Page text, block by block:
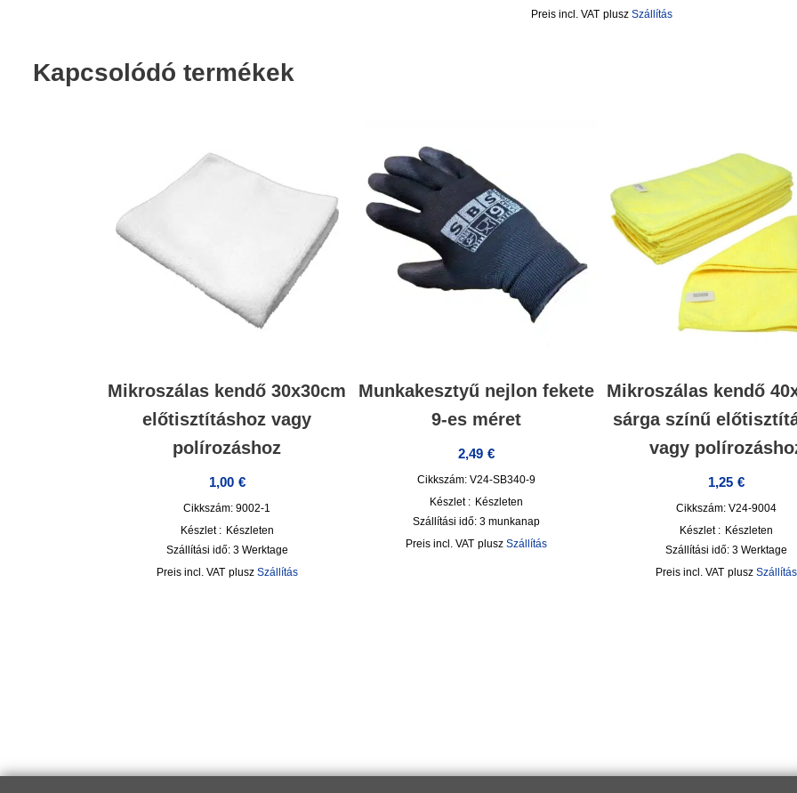
incl. VAT plusz Szállítás
Kapcsolódó termékek
Mikroszálas kendő 30x30cm
előtisztításhoz vagy
polírozáshoz
1,00 €
Cikkszám: 9002-1
Készlet : Készleten
Szállítási idő: 3 Werktage
incl. VAT plusz Szállítás
Munkakesztyű nejlon fekete
9-es méret
2,49 €
Cikkszám: V24-SB340-9
Készlet : Készleten
Szállítási idő:3 munkanap
incl. VAT pluszSzállítás
Mikroszálas kendő
sárga színű
vagy
1,25 €
Cikkszám: V24-9004
Készlet : Készleten
Szállítási idő: 3 Werktage
incl. VAT plusz Szállítás